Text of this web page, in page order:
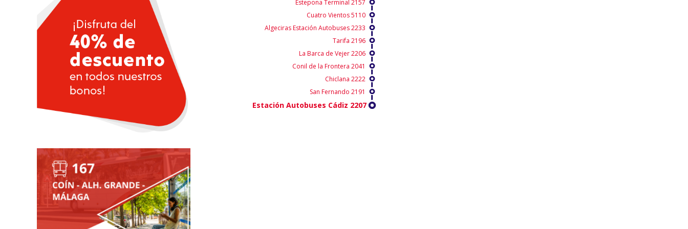
Estepona Terminal 2157
Cuatro Vientos 5110
Algeciras Estación Autobuses 2233
Tarifa 2196
La Barca de Vejer 2206
Conil de la Frontera 2041
Chiclana 2222
San Fernando 2191
Estación Autobuses Cádiz 2207